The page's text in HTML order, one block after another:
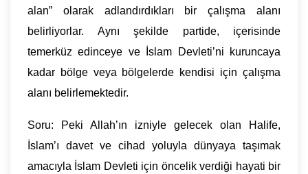
alan” olarak adlandırdıkları bir çalışma alanı
belirliyorlar. Aynı şekilde partide, içerisinde
temerküz edinceye ve İslam Devleti’ni kuruncaya
kadar bölge veya bölgelerde kendisi için çalışma
alanı belirlemektedir.
Soru: Peki Allah’ın izniyle gelecek olan Halife,
İslam’ı davet ve cihad yoluyla dünyaya taşımak
amacıyla İslam Devleti için öncelik verdiği hayati bir